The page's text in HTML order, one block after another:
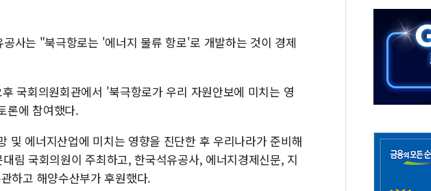
구미 폐염산처리업체서 불 2시간30여분만에 진화...외국인 노동
사는 "북극항로는 '에너지 물류 항로'로 개발하는 것이 경제
국회의원회관에서 '북극항로가 우리 자원안보에 미치는 영
론에 참여했다.
및 에너지산업에 미치는 영향을 진단한 후 우리나라가 준비해
림 국회의원이 주최하고, 한국석유공사, 에너지경제신문, 지
하고 해양수산부가 후원했다.